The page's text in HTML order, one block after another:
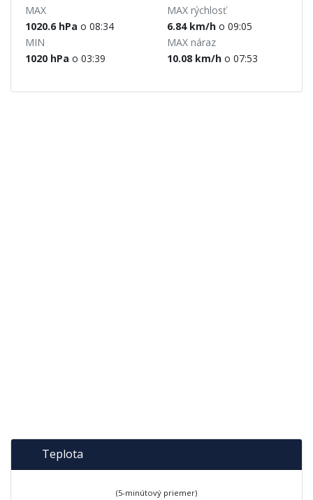
MAX
1020.6 hPa o 08:34
MIN
1020 hPa o 03:39
MAX rýchlosť
6.84 km/h o 09:05
MAX náraz
10.08 km/h o 07:53
Teplota
(5-minútový priemer)